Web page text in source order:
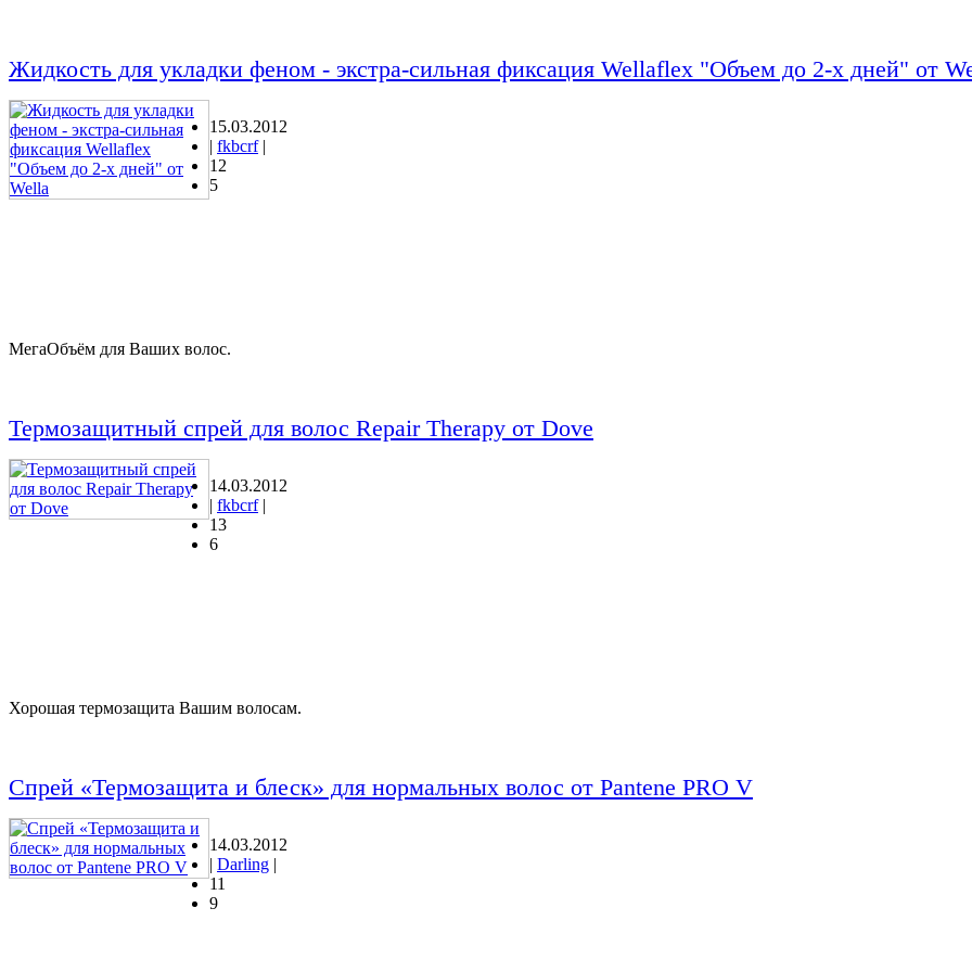
Жидкость для укладки феном - экстра-сильная фиксация Wellaflex "Объем до 2-х дней" от
15.03.2012
| fkbcrf|
12
5
МегаОбъём для Ваших волос.
Термозащитный спрей для волос Repair Therapy от Dove
14.03.2012
| fkbcrf|
13
6
Хорошая термозащита Вашим волосам.
Спрей «Термозащита и блеск» для нормальных волос от Pantene PRO V
14.03.2012
| Darling |
11
9